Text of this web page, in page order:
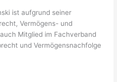
ist aufgrund seiner
Vermögens- und
Mitglied im Fachverband
und Vermögensnachfolge